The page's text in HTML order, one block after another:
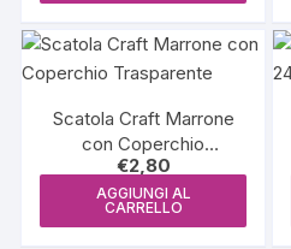
Scatola Craft Marrone
con Coperchio
Trasparente
€2,80
AGGIUNGI AL
CARRELLO